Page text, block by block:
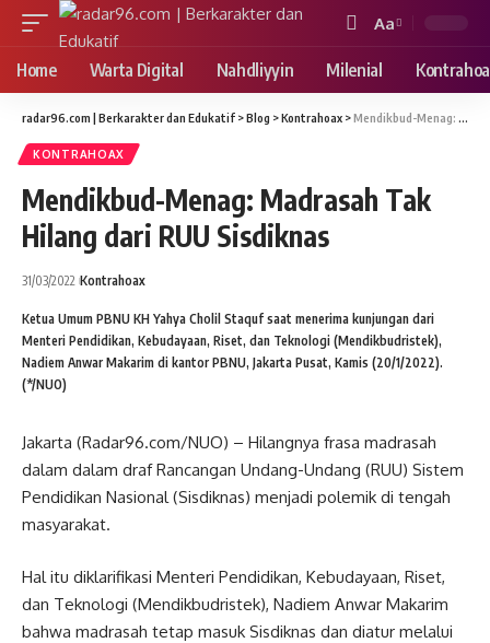
Font
Resizer
Aa
Home Warta Digital Nahdliyyin Milenial
radar96.com | Berkarakter dan Edukatif >Blog >Kontrahoax >Mendikbud-Menag: Madrasah Tak Hilang dari RUU Sisdiknas
KONTRAHOAX
Mendikbud-Menag: Madrasah Tak
Hilang dari RUU Sisdiknas
31/03/2022 Kontrahoax
Ketua Umum PBNU KH Yahya Cholil Staquf saat menerima kunjungan dari
Menteri Pendidikan, Kebudayaan, Riset, dan Teknologi (Mendikbudristek),
Nadiem Anwar Makarim di kantor PBNU, Jakarta Pusat, Kamis (20/1/2022).
(*/NUO)
Jakarta (Radar96.com/NUO) – Hilangnya frasa madrasah
dalam dalam draf Rancangan Undang-Undang (RUU) Sistem
Pendidikan Nasional (Sisdiknas) menjadi polemik di tengah
masyarakat.
Hal itu diklarifikasi Menteri Pendidikan, Kebudayaan, Riset,
dan Teknologi (Mendikbudristek), Nadiem Anwar Makarim
bahwa madrasah tetap masuk Sisdiknas dan diatur melalui